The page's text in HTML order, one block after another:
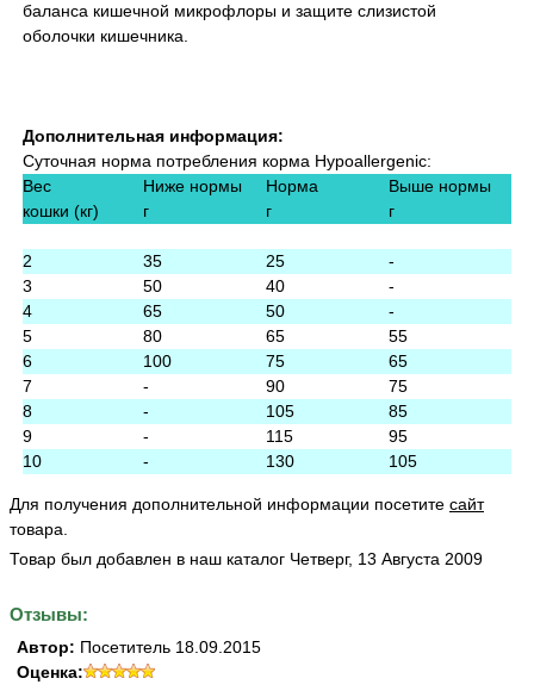
баланса кишечной микрофлоры и защите слизистой
оболочки кишечника.
Дополнительная информация:
Суточная норма потребления корма Hypoallergenic:
Вес
кошки (кг)
Ниже нормы
г
Норма
г
Выше нормы
г
2 35 25
-
3
50 40
-
4
65 50
-
5
80 65
55
6
100 75
65
7
- 90
75
8
- 105
85
9
- 115
95
10
- 130 105
Для получения дополнительной информации посетите сайт
товара.
Товар был добавлен в наш каталог Четверг, 13 Августа 2009
Отзывы:
Автор: Посетитель 18.09.2015
Оценка: